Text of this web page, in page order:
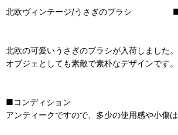
北欧ヴィンテージ/うさぎのブラシ ■
北欧の可愛いうさぎのブラシが入荷しました。
オブジェとしても素敵で素朴なデザインです。
■コンディション
アンティークですので、多少の使用感や小傷